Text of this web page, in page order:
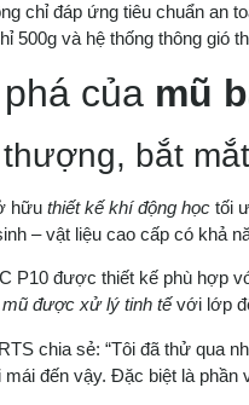
chỉ đáp ứng tiêu chuẩn an
500g và hệ thống thông gió
của mũ
bắt mắt
hữu thiết kế khí động học tối
– vật liệu cao cấp có khả
P10 được thiết kế phù hợp
mũ được xử lý tinh tếvới lớp
chia sẻ: “Tôi đã thử qua
đến vậy. Đặc biệt là